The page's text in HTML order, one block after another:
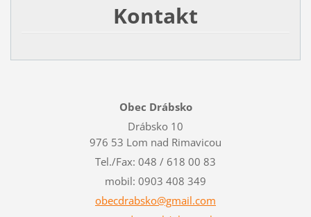
Kontakt
Obec Drábsko
Drábsko 10
976 53 Lom nad Rimavicou
Tel./Fax: 048 / 618 00 83
mobil: 0903 408 349
obecdrabsko@gmail.com